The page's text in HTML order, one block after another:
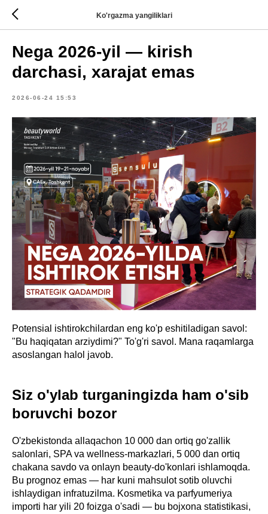
Ko'rgazma yangiliklari
Nega 2026-yil — kirish
darchasi, xarajat emas
2026-06-24 15:53
Potensial ishtirokchilardan eng ko'p eshitiladigan savol:
"Bu haqiqatan arziydimi?" To'g'ri savol. Mana raqamlarga
asoslangan halol javob.
Siz o'ylab turganingizda ham o'sib
boruvchi bozor
O'zbekistonda allaqachon 10 000 dan ortiq go'zallik
salonlari, SPA va wellness-markazlari, 5 000 dan ortiq
chakana savdo va onlayn beauty-do'konlari ishlamoqda.
Bu prognoz emas — har kuni mahsulot sotib oluvchi
ishlaydigan infratuzilma. Kosmetika va parfyumeriya
importi har yili 20 foizga o'sadi — bu bojxona statistikasi,